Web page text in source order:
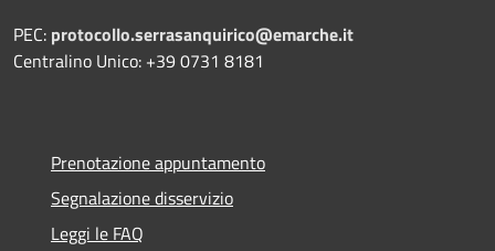
PEC: protocollo.serrasanquirico@emarche.it
Centralino Unico: +39 0731 8181
Prenotazione appuntamento
Segnalazione disservizio
Leggi le FAQ